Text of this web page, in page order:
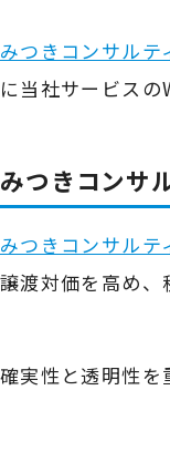
みつきコンサルテ
に当社サービス
みつきコンサ
みつきコンサルテ
譲渡対価を高め
確実性と透明性を